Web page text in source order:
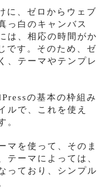
に、ゼロからウェブ
っ白のキャンバス
は、相応の時間がか
です。そのため、ゼ
、テーマやテンプレ
の基本の枠組み
ルで、これを使え
。
マを使って、そのま
テーマによっては、
っており、シンプル